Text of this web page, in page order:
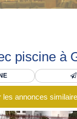
piscine à
les annonces